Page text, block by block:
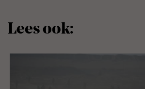
Lees ook: